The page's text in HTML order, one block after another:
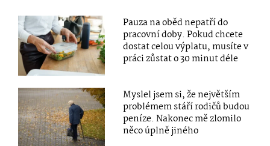
Pauza na oběd nepatří do
pracovní doby. Pokud chcete
dostat celou výplatu, musíte v
práci zůstat o 30 minut déle
Myslel jsem si, že největším
problémem stáří rodičů budou
peníze. Nakonec mě zlomilo
něco úplně jiného